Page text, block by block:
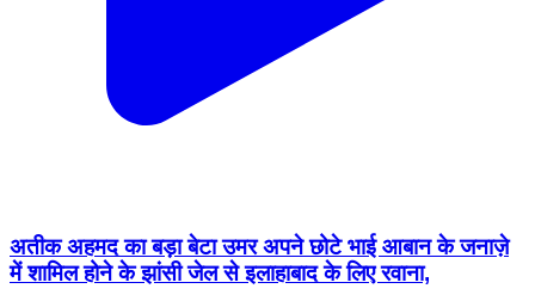
अतीक अहमद का बड़ा बेटा उमर अपने छोटे भाई आबान के जनाज़े
में शामिल होने के झांसी जेल से इलाहाबाद के लिए रवाना,